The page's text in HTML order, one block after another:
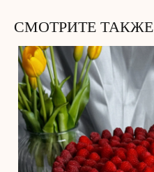
СМОТРИТЕ ТАКЖЕ